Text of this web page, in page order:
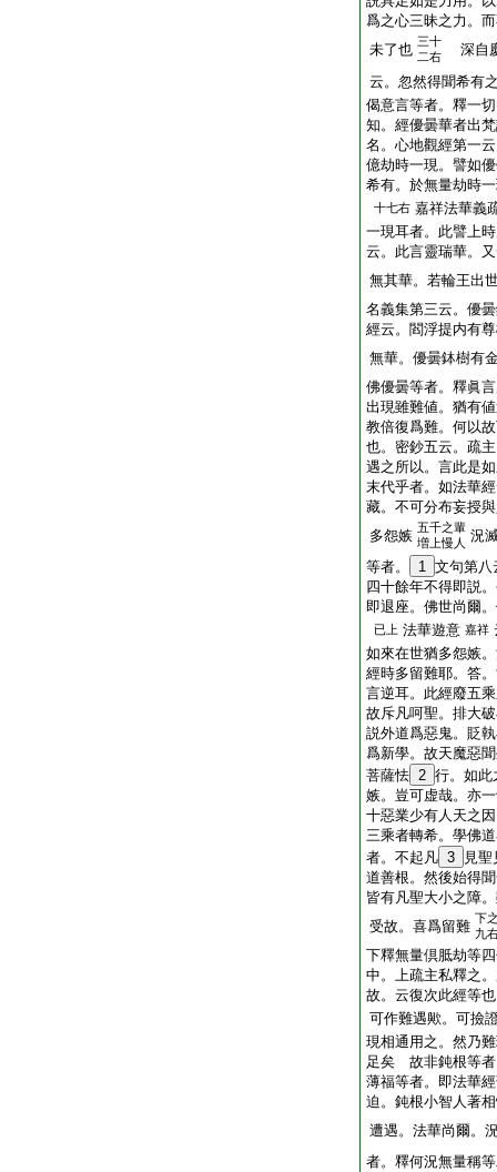
爲之心三昧之力。
未了也 三十
二右
深自
云。忽然得聞希有
偈意言等者。釋一
知。經優曇華者出
名。心地觀經第一
億劫時一現。譬如
希有。於無量劫時
十七右 嘉祥法華義
一現耳者。此譬上
云。此言靈瑞華。
無其華。若輪王出
名義集第三云。優
經云。閻浮提内有
無華。優曇鉢樹有
佛優曇等者。釋眞
出現雖難値。猶有
教倍復爲難。何以
也。密鈔五云。疏
遇之所以。言此是
末代乎者。如法華
藏。不可分布妄授
多怨嫉 五千之輩
増上慢人 況
等者。
1 文句第八
四十餘年不得即説
即退座。佛世尚爾
已上 法華遊意 嘉祥
如來在世猶多怨嫉
經時多留難耶。答
言逆耳。此經廢五
故斥凡呵聖。排大
説外道爲惡鬼。貶
爲新學。故天魔惡
菩薩怯 2 行。如此
嫉。豈可虚哉。亦
十惡業少有人天之
三乘者轉希。學佛
者。不起凡 3
見
道善根。然後始得
皆有凡聖大小之障
受故。喜爲留難 下
九
下釋無量倶胝劫等
中。上疏主私釋之
故。云復次此經等
可作難遇歟。可撿
現相通用之。然乃
足矣 故非鈍根等者
薄福等者。即法華
迫。鈍根小智人著
遭遇。法華尚爾。
者。釋何況無量稱